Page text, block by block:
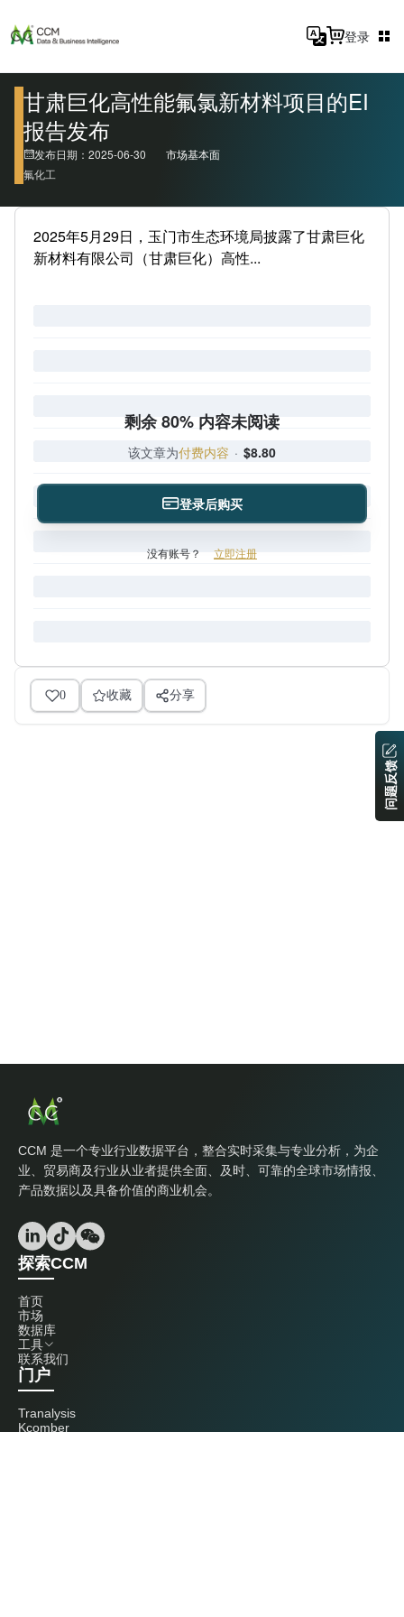
登录
甘肃巨化高性能氟氯新材料项目的EI
报告发布
发布日期：2025-06-30
市场基本面
氟化工
2025年5月29日，玉门市生态环境局披露了甘肃巨化
新材料有限公司（甘肃巨化）高性...
剩余 80% 内容未阅读
该文章为付费内容 · $8.80
登录后购买
没有账号？ 立即注册
0 收藏 分享
CCM 是一个专业行业数据平台，整合实时采集与专业分析，为企
业、贸易商及行业从业者提供全面、及时、可靠的全球市场情报、
产品数据以及具备价值的商业机会。
探索CCM
首页
市场
数据库
工具
联系我们
门户
Tranalysis
Kcomber
问题反馈